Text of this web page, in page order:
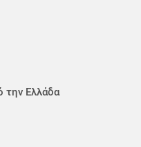
την Ελλάδα